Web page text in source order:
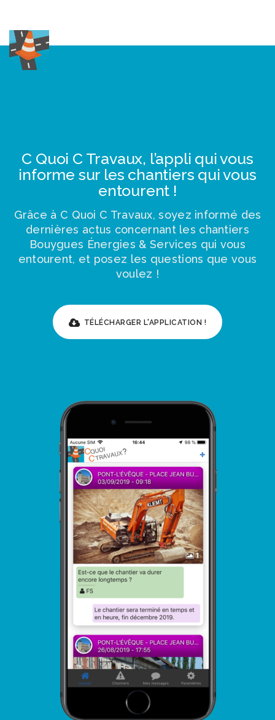
C Quoi C Travaux, l’appli qui vous
informe sur les chantiers qui vous
entourent !
Grâce à C Quoi C Travaux, soyez informé des
dernières actus concernant les chantiers
Bouygues Énergies & Services qui vous
entourent, et posez les questions que vous
voulez !
TÉLÉCHARGER L'APPLICATION !